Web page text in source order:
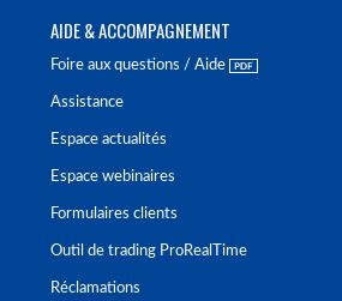
AIDE & ACCOMPAGNEMENT
Foire aux questions / Aide
Assistance
Espace actualités
Espace webinaires
Formulaires clients
Outil de trading ProRealTime
Réclamations